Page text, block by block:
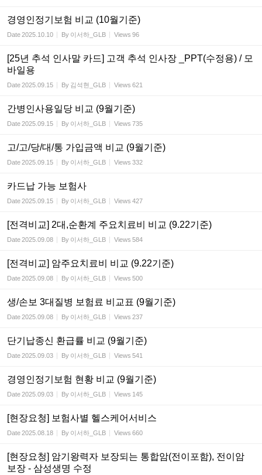
경영인정기보험 비교 (10월기준)
Date2025.10.10 By 이서하_GLB Views 96
[25년 추석 인사말 카드] 고객 추석 인사장 _PPT(수정용) / 모
바일용
Date2025.09.15 By 김석현_GLB Views 621
간병인사용일당 비교 (9월기준)
Date2025.09.15 By 이서하_GLB Views 735
고/고/당/대/통 가입금액 비교 (9월기준)
Date2025.09.15 By 이서하_GLB Views 332
카드납 가능 보험사
Date2025.09.15 By 이서하_GLB Views 427
[전격비교] 2대,순환계 주요치료비 비교 (9.22기준)
Date2025.09.08 By 이서하_GLB Views 584
[전격비교] 암주요치료비 비교 (9.22기준)
Date2025.09.08 By 이서하_GLB Views 500
생/손보 3대질병 보험료 비교표 (9월기준)
Date2025.09.08 By 이서하_GLB Views 237
단기납종신 환급률 비교 (9월기준)
Date2025.09.03 By 이서하_GLB Views 541
경영인정기보험 현황 비교 (9월기준)
Date2025.09.03 By 이서하_GLB Views 145
[현장요청] 보험사별 헬스케어서비스
Date2025.08.18 By 이서하_GLB Views 660
[현장요청] 암기왕력자 보장되는 통합암(전이포함), 전이암
보장 - 삼성생명 수정